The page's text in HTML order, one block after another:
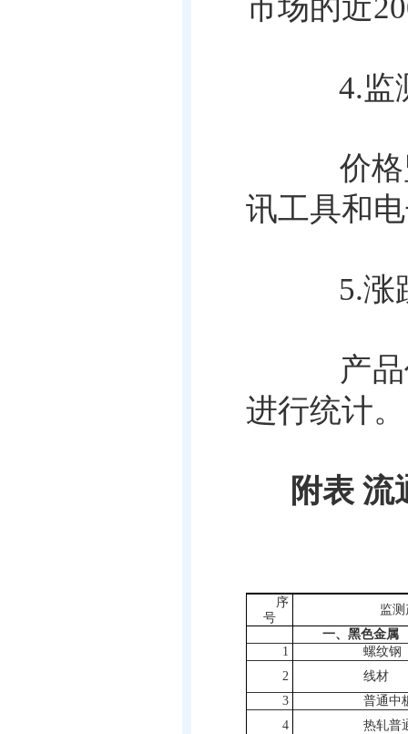
市场的近
4.监
价格监
讯工具和
5.涨跌
产品价
进行统计。
附表
序
号
监测
一、黑色金属
1
螺纹钢
2
线材
3
普通中
4
热轧普